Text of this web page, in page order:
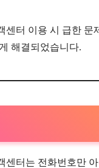
센터 이용 시 급한 문
해결되었습니다.
센터는 전화번호만